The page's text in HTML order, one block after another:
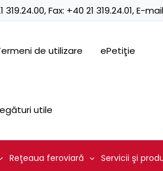
319.24.00, Fax: +40 21 319.24.01, E-
de utilizare ePetiţie
utile
Reţeaua feroviară Servicii şi